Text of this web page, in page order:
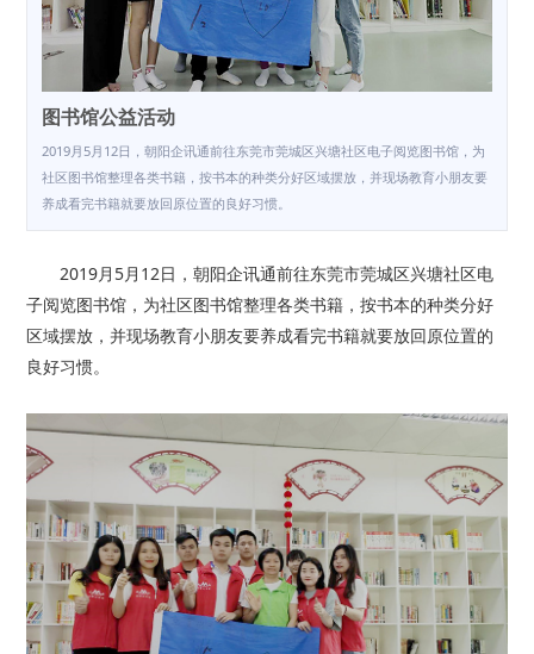
图书馆公益活动
2019月5月12日，朝阳企讯通前往东莞市莞城区兴塘社区电子阅览图书馆，为
社区图书馆整理各类书籍，按书本的种类分好区域摆放，并现场教育小朋友要
养成看完书籍就要放回原位置的良好习惯。
2019月5月12日，朝阳企讯通前往东莞市莞城区兴塘社区电
子阅览图书馆，为社区图书馆整理各类书籍，按书本的种类分好
区域摆放，并现场教育小朋友要养成看完书籍就要放回原位置的
良好习惯。